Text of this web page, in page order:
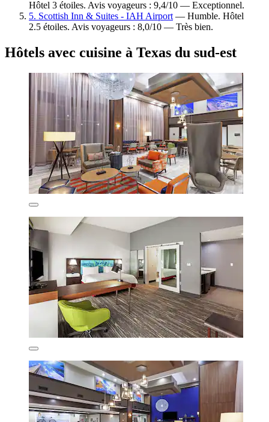
Hôtel 3 étoiles. Avis voyageurs : 9,4/10 — Exceptionnel.
5. Scottish Inn & Suites - IAH Airport — Humble. Hôtel
2.5 étoiles. Avis voyageurs : 8,0/10 — Très bien.
Hôtels avec cuisine à Texas du sud-est